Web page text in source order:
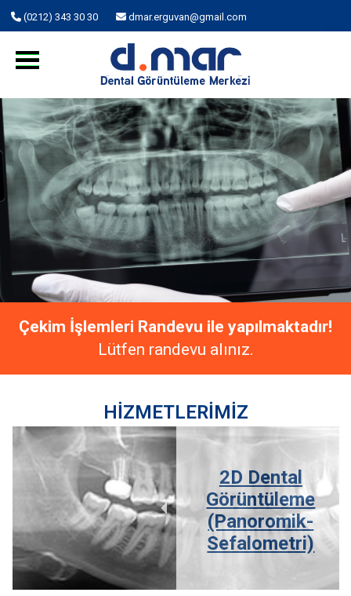
(0212) 343 30 30 dmar.erguvan@gmail.com
Çekim İşlemleri Randevu ile yapılmaktadır!
Lütfen randevu alınız.
HİZMETLERİMİZ
2D Dental
Görüntüleme
(Panoromik-
Sefalometri)